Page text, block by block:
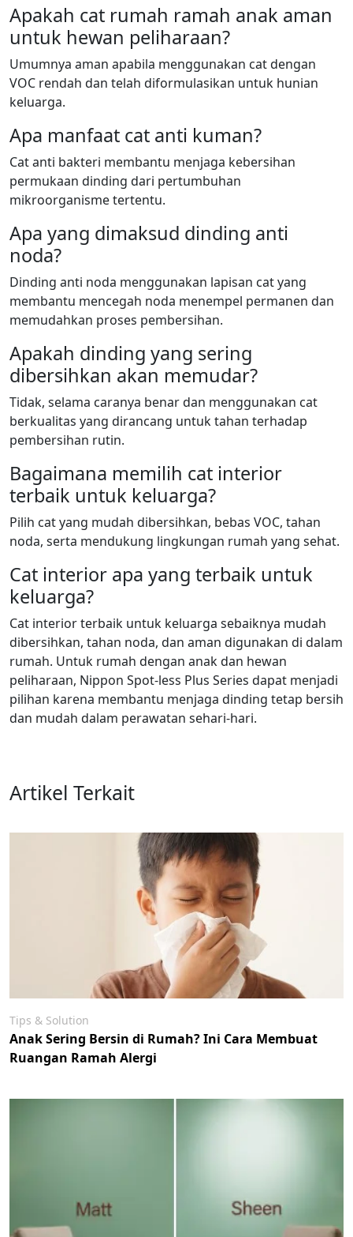
Apakah cat rumah ramah anak aman
untuk hewan peliharaan?
Umumnya aman apabila menggunakan cat dengan
VOC rendah dan telah diformulasikan untuk hunian
keluarga.
Apa manfaat cat anti kuman?
Cat anti bakteri membantu menjaga kebersihan
permukaan dinding dari pertumbuhan
mikroorganisme tertentu.
Apa yang dimaksud dinding anti
noda?
Dinding anti noda menggunakan lapisan cat yang
membantu mencegah noda menempel permanen dan
memudahkan proses pembersihan.
Apakah dinding yang sering
dibersihkan akan memudar?
Tidak, selama caranya benar dan menggunakan cat
berkualitas yang dirancang untuk tahan terhadap
pembersihan rutin.
Bagaimana memilih cat interior
terbaik untuk keluarga?
Pilih cat yang mudah dibersihkan, bebas VOC, tahan
noda, serta mendukung lingkungan rumah yang sehat.
Cat interior apa yang terbaik untuk
keluarga?
Cat interior terbaik untuk keluarga sebaiknya mudah
dibersihkan, tahan noda, dan aman digunakan di dalam
rumah. Untuk rumah dengan anak dan hewan
peliharaan, Nippon Spot-less Plus Series dapat menjadi
pilihan karena membantu menjaga dinding tetap bersih
dan mudah dalam perawatan sehari-hari.
Artikel Terkait
Tips & Solution
Anak Sering Bersin di Rumah? Ini Cara Membuat
Ruangan Ramah Alergi